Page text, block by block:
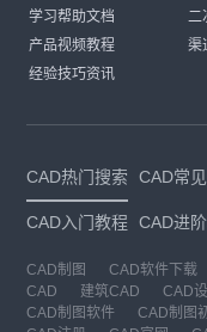
学习帮助文档
产品视频教程
经验技巧资讯
二
渠
CAD热门搜索 CAD常
CAD入门教程 CAD进
CAD制图 CAD软件下载
CAD
建筑CAD CAD
CAD制图软件
CAD制图